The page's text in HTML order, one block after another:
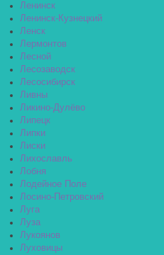
Ленинск
Ленинск-Кузнецкий
Ленск
Лермонтов
Лесной
Лесозаводск
Лесосибирск
Ливны
Ликино-Дулёво
Липецк
Липки
Лиски
Лихославль
Лобня
Лодейное Поле
Лосино-Петровский
Луга
Луза
Лукоянов
Луховицы